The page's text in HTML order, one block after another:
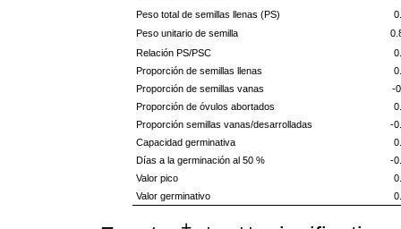
Peso total de semillas llenas (PS)
Peso unitario de semilla
Relación PS/PSC
Proporción de semillas llenas
Proporción de semillas vanas
-
Proporción de óvulos abortados
Proporción semillas vanas/desarrolladas
-
Capacidad germinativa
Días a la germinación al 50 %
-
Valor pico
Valor germinativo